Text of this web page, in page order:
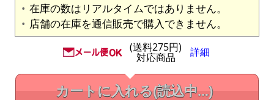
在庫の数はリアルタイムではありません。
店舗の在庫を通信販売で購入できません。
(送料275円)
対応商品 詳細
カートに入れる(読込中...)